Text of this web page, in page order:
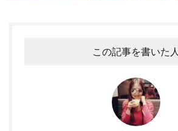
この記事を書いた人